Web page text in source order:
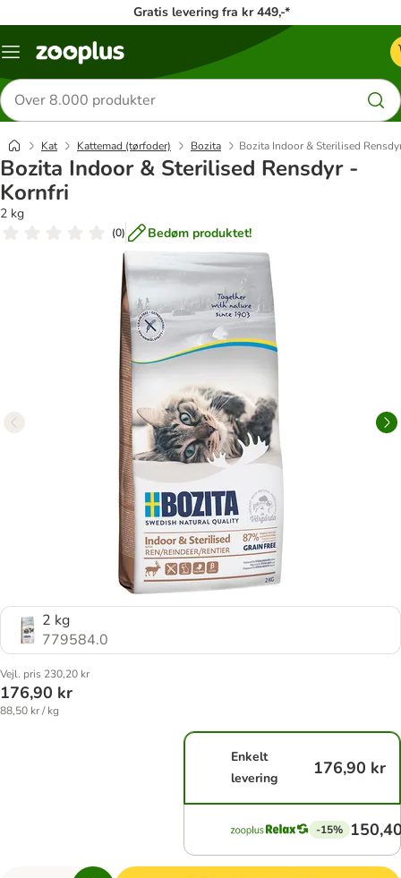
Gratis levering fra kr 449,-*
Menu
Søg
efter
produkter
Kat Kattemad (tørfoder) Bozita Bozita Indoor & Sterilised
Bozita Indoor & Sterilised Rensdyr -
Kornfri
2 kg
(0) Bedøm produktet!
2 kg
779584.0
Vejl. pris 230,20 kr
176,90 kr
88,50 kr / kg
Enkelt
levering
176,90 kr
-15%